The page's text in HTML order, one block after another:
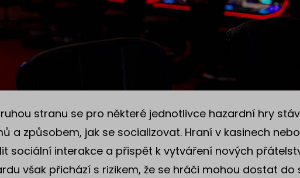
stranu se pro některé jednotlivce hazardní hry
a způsobem, jak se socializovat. Hraní v kasinech
sociální interakce a přispět k vytváření nových
však přichází s rizikem, že se hráči mohou dostat